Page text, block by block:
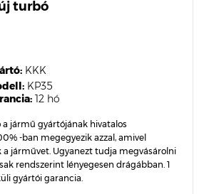
turbó
12 hó
KP35
KKK
jármű gyártójának hivatalos
-ban megegyezik azzal, amivel
a járművet. Ugyanezt tudja megvásárolni
rendszerint lényegesen drágábban. 1
gyártói garancia.